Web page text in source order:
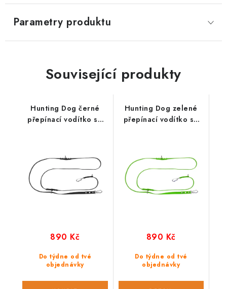
Parametry produktu
Související produkty
Hunting Dog černé
přepínací vodítko se
Do týdne od tvé
objednávky
890 Kč
Hunting Dog zelené
přepínací vodítko se
Do týdne od tvé
objednávky
890 Kč